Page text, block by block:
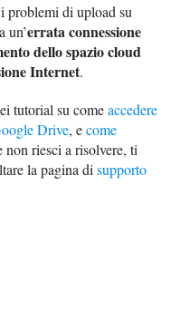
problemi di upload su
un’errata connessione
dello spazio cloud
Internet.
tutorial su comeaccedere
Drive, ecome
non riesci a risolvere, ti
la pagina disupporto